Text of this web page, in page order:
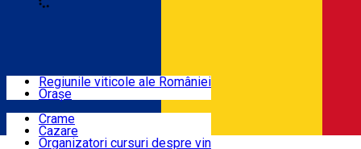
Locuri cu vin
Rute
Regiunile viticole ale României
Orașe
Crame
Cazare
Organizatori cursuri despre vin